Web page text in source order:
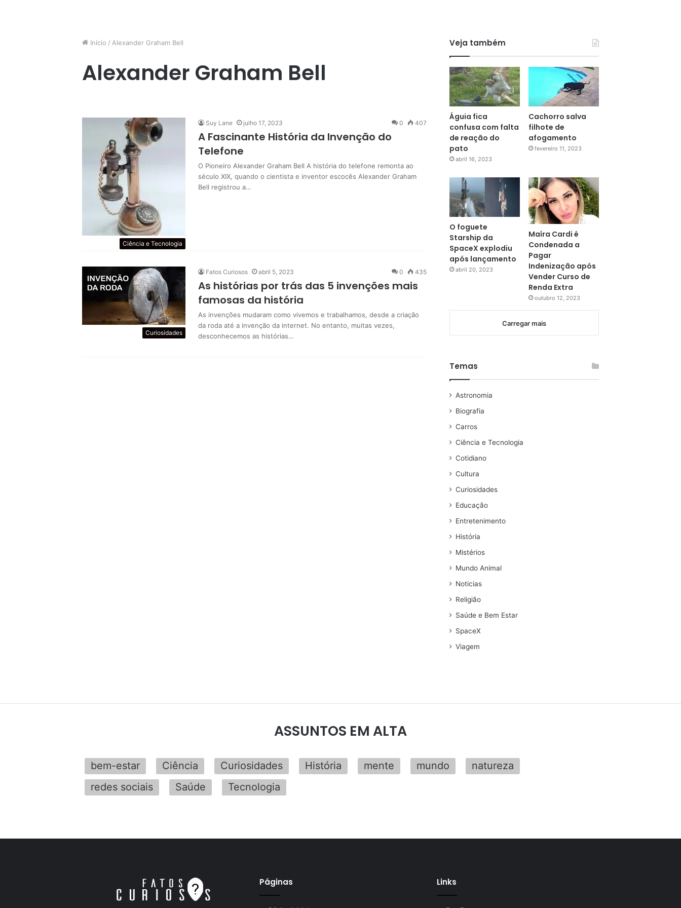
Início / Alexander Graham Bell
Alexander Graham Bell
Ciência e Tecnologia
Suy Lane julho 17, 2023 0 407
A Fascinante História da Invenção do
Telefone
O Pioneiro Alexander Graham Bell A história do telefone remonta ao
século XIX, quando o cientista e inventor escocês Alexander Graham
Bell registrou a…
Curiosidades
Fatos Curiosos abril 5, 2023 0 435
As histórias por trás das 5 invenções mais
famosas da história
As invenções mudaram como vivemos e trabalhamos, desde a criação
da roda até a invenção da internet. No entanto, muitas vezes,
desconhecemos as histórias…
Veja também
Águia fica
confusa com falta
de reação do
pato
abril 16, 2023
Cachorro salva
filhote de
afogamento
fevereiro 11, 2023
O foguete
Starship da
SpaceX explodiu
após lançamento
abril 20, 2023
Maíra Cardi é
Condenada a
Pagar
Indenização após
Vender Curso de
Renda Extra
outubro 12, 2023
Carregar mais
Temas
Astronomia
Biografia
Carros
Ciência e Tecnologia
Cotidiano
Cultura
Curiosidades
Educação
Entretenimento
História
Mistérios
Mundo Animal
Noticias
Religião
Saúde e Bem Estar
SpaceX
Viagem
ASSUNTOS EM ALTA
bem-estar Ciência Curiosidades História mente mundo
natureza
redes sociais
Saúde Tecnologia
Páginas Links